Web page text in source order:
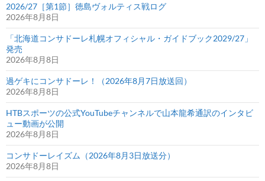
2026/27［第1節］徳島ヴォルティス戦ログ
2026年8月8日
「北海道コンサドーレ札幌オフィシャル・ガイドブック2029/27」
発売
2026年8月8日
過ゲキにコンサドーレ！（2026年8月7日放送回）
2026年8月8日
HTBスポーツの公式YouTubeチャンネルで山本龍希通訳のインタビ
ュー動画が公開
2026年8月8日
コンサドーレイズム（2026年8月3日放送分）
2026年8月8日